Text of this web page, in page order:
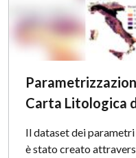
Carta Litologica
Il dataset dei
è stato creato